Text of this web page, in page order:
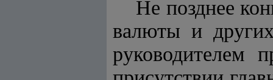
Не позднее
валюты и
руководителем